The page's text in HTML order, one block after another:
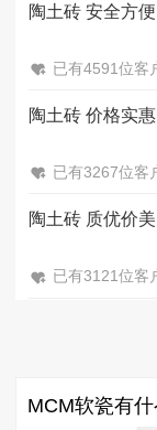
陶土砖 安全方便
已有4591位客
陶土砖 价格实惠
已有3267位客
陶土砖 质优价美
已有3121位客
MCM软瓷有